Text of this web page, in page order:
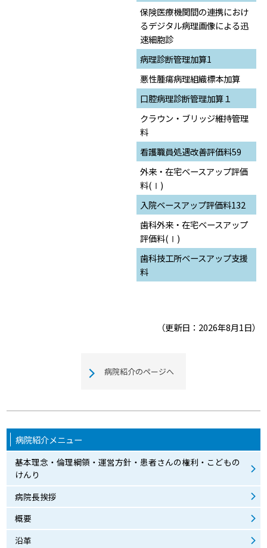
保険医療機関間の連携におけ
るデジタル病理画像による迅
速細胞診
病理診断管理加算1
悪性腫瘍病理組織標本加算
口腔病理診断管理加算１
クラウン・ブリッジ維持管理
料
看護職員処遇改善評価料59
外来・在宅ベースアップ評価
料(Ⅰ)
入院ベースアップ評価料132
歯科外来・在宅ベースアップ
評価料(Ⅰ)
歯科技工所ベースアップ支援
料
（更新日：2026年8月1日）
病院紹介のページへ
病院紹介メニュー
基本理念・倫理綱領・運営方針・患者さんの権利・こどもの
けんり
病院長挨拶
概要
沿革